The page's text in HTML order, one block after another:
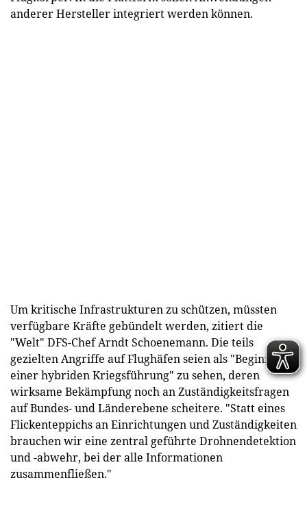
anderer Hersteller integriert werden können.
Um kritische Infrastrukturen zu schützen, müssten
verfügbare Kräfte gebündelt werden, zitiert die
"Welt" DFS-Chef Arndt Schoenemann. Die teils
gezielten Angriffe auf Flughäfen seien als "Beginn
einer hybriden Kriegsführung" zu sehen, deren
wirksame Bekämpfung noch an Zuständigkeitsfragen
auf Bundes- und Länderebene scheitere. "Statt eines
Flickenteppichs an Einrichtungen und Zuständigkeiten
brauchen wir eine zentral geführte Drohnendetektion
und -abwehr, bei der alle Informationen
zusammenfließen."